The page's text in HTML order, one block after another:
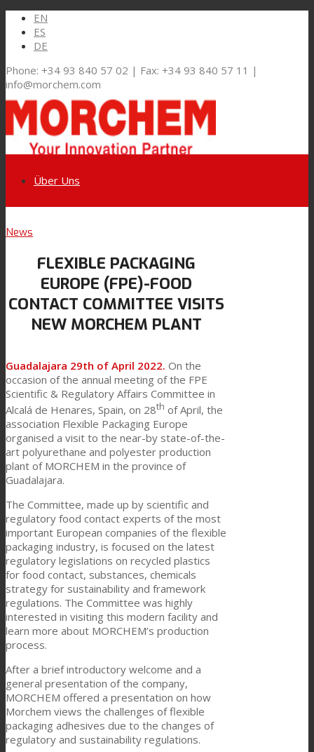
EN
ES
DE
Phone: +34 93 840 57 02 | Fax: +34 93 840 57 11 |
info@morchem.com
Link zu Youtube
Link zu Mail
Über Uns
Flexible Verpackungen
Textilkaschierung
Flachkaschierung
Innovation
Forschung und Entwicklung
Leistung
News
FLEXIBLE PACKAGING
EUROPE (FPE)-FOOD
CONTACT COMMITTEE VISITS
NEW MORCHEM PLANT
Guadalajara 29th of April 2022. On the
occasion of the annual meeting of the FPE
Scientific & Regulatory Affairs Committee in
Alcalá de Henares, Spain, on 28th of April, the
association Flexible Packaging Europe
organised a visit to the near-by state-of-the-
art polyurethane and polyester production
plant of MORCHEM in the province of
Guadalajara.
The Committee, made up by scientific and
regulatory food contact experts of the most
important European companies of the flexible
packaging industry, is focused on the latest
regulatory legislations on recycled plastics
for food contact, substances, chemicals
strategy for sustainability and framework
regulations. The Committee was highly
interested in visiting this modern facility and
learn more about MORCHEM’s production
process.
After a brief introductory welcome and a
general presentation of the company,
MORCHEM offered a presentation on how
Morchem views the challenges of flexible
packaging adhesives due to the changes of
regulatory and sustainability regulations.